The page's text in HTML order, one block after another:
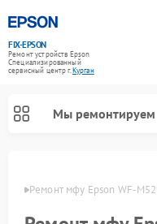
FIX-EPSON
Ремонт устройств Epson
Специализированный
cервисный центр г.Курган
Мы ремонтируем
Ремонт мфу Epson WF-